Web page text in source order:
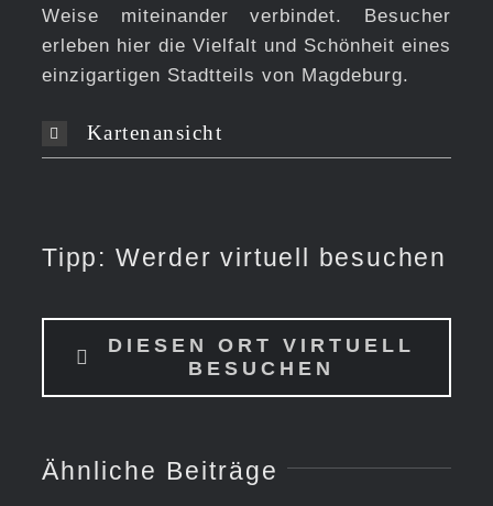
Weise miteinander verbindet. Besucher
erleben hier die Vielfalt und Schönheit eines
einzigartigen Stadtteils von Magdeburg.
Kartenansicht
Tipp: Werder virtuell besuchen
DIESEN ORT VIRTUELL
BESUCHEN
Ähnliche Beiträge